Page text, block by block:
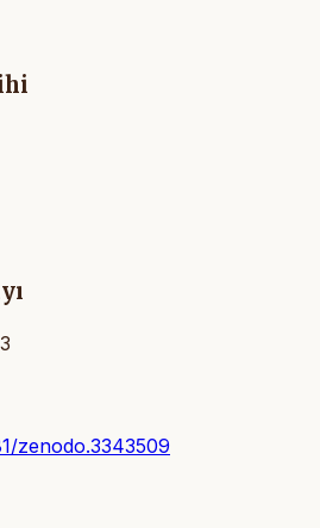
zenodo.3343509